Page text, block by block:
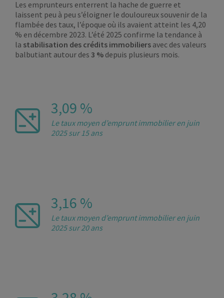
Les emprunteurs enterrent la hache de guerre et
laissent peu à peu s’éloigner le douloureux souvenir de la
flambée des taux, l’époque où ils avaient atteint les 4,20
% en décembre 2023. L’été 2025 confirme la tendance à
la stabilisation des crédits immobiliers avec des valeurs
balbutiant autour des 3 % depuis plusieurs mois.
3,09 %
Le taux moyen d’emprunt immobilier en juin
2025 sur 15 ans
3,16 %
Le taux moyen d’emprunt immobilier en juin
2025 sur 20 ans